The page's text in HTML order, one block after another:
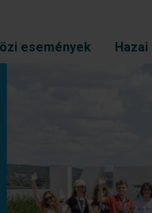
események
és közös